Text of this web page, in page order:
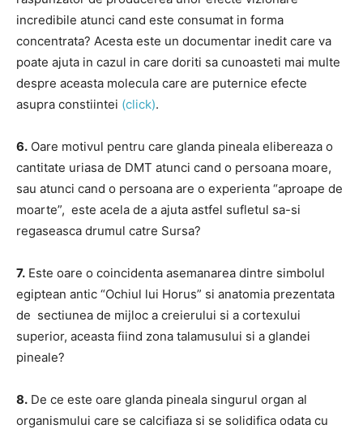
incredibile atunci cand este consumat in forma
concentrata? Acesta este un documentar inedit care va
poate ajuta in cazul in care doriti sa cunoasteti mai multe
despre aceasta molecula care are puternice efecte
asupra constiintei (click).
6. Oare motivul pentru care glanda pineala elibereaza o
cantitate uriasa de DMT atunci cand o persoana moare,
sau atunci cand o persoana are o experienta “aproape de
moarte”, este acela de a ajuta astfel sufletul sa-si
regaseasca drumul catre Sursa?
7. Este oare o coincidenta asemanarea dintre simbolul
egiptean antic “Ochiul lui Horus” si anatomia prezentata
de sectiunea de mijloc a creierului si a cortexului
superior, aceasta fiind zona talamusului si a glandei
pineale?
8. De ce este oare glanda pineala singurul organ al
organismului care se calcifiaza si se solidifica odata cu